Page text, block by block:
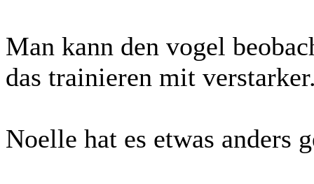
Man kann den vogel
das trainieren mit
Noelle hat es etwas anders